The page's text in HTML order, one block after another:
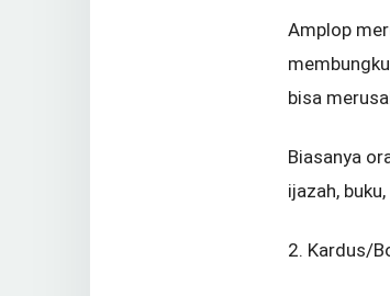
Amplop
bisa
Biasanya
ijazah,
2. Kardus/